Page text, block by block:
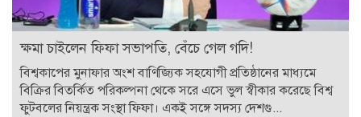
ক্ষমা চাইলেন ফিফা সভাপতি, বেঁচে গেল গদি!
বিশ্বকাপের মুনাফার অংশ বাণিজ্যিক সহযোগী প্রতিষ্ঠানের মাধ্যমে
বিক্রির বিতর্কিত পরিকল্পনা থেকে সরে এসে ভুল স্বীকার করেছে বিশ্ব
ফুটবলের নিয়ন্ত্রক সংস্থা ফিফা। একই সঙ্গে সদস্য দেশগু...